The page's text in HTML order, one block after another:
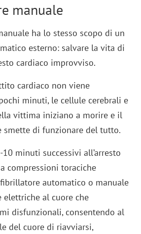
manuale
ha lo stesso scopo di un
esterno: salvare la vita di
cardiaco improvviso.
cardiaco non viene
minuti, le cellule cerebrali e
vittima iniziano a morire e il
smette di funzionare del tutto.
minuti successivi all’arresto
compressioni toraciche
automatico o manuale
elettriche al cuore che
disfunzionali, consentendo al
del cuore di riavviarsi,